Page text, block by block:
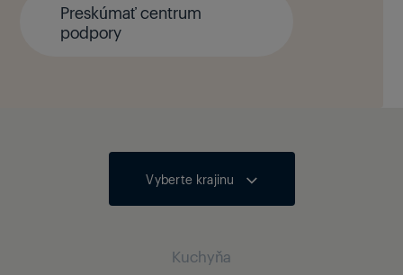
Preskúmať centrum
podpory
Vyberte krajinu
Kuchyňa